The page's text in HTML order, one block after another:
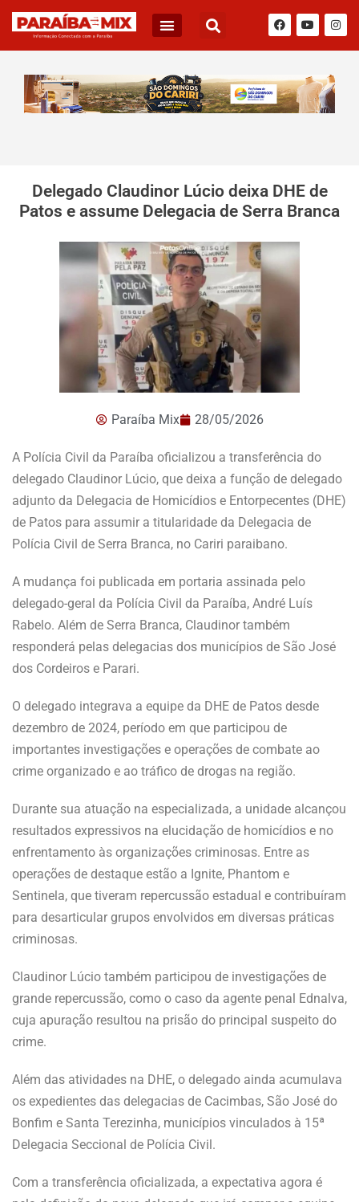
Delegado Claudinor Lúcio deixa DHE de
Patos e assume Delegacia de Serra Branca
Paraíba Mix 28/05/2026
A Polícia Civil da Paraíba oficializou a transferência do
delegado Claudinor Lúcio, que deixa a função de delegado
adjunto da Delegacia de Homicídios e Entorpecentes (DHE)
de Patos para assumir a titularidade da Delegacia de
Polícia Civil de Serra Branca, no Cariri paraibano.
A mudança foi publicada em portaria assinada pelo
delegado-geral da Polícia Civil da Paraíba, André Luís
Rabelo. Além de Serra Branca, Claudinor também
responderá pelas delegacias dos municípios de São José
dos Cordeiros e Parari.
O delegado integrava a equipe da DHE de Patos desde
dezembro de 2024, período em que participou de
importantes investigações e operações de combate ao
crime organizado e ao tráfico de drogas na região.
Durante sua atuação na especializada, a unidade alcançou
resultados expressivos na elucidação de homicídios e no
enfrentamento às organizações criminosas. Entre as
operações de destaque estão a Ignite, Phantom e
Sentinela, que tiveram repercussão estadual e contribuíram
para desarticular grupos envolvidos em diversas práticas
criminosas.
Claudinor Lúcio também participou de investigações de
grande repercussão, como o caso da agente penal Ednalva,
cuja apuração resultou na prisão do principal suspeito do
crime.
Além das atividades na DHE, o delegado ainda acumulava
os expedientes das delegacias de Cacimbas, São José do
Bonfim e Santa Terezinha, municípios vinculados à 15ª
Delegacia Seccional de Polícia Civil.
Com a transferência oficializada, a expectativa agora é